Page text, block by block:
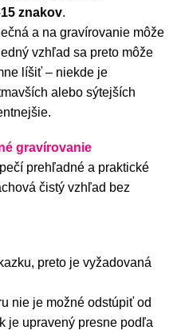
najdrahšie
znakov.
a na gravírovanie môže
vzhľad sa preto môže
líšiť – niekde je
alebo sýtejších
gravírovanie
prehľadné a praktické
čistý vzhľad bez
preto je vyžadovaná
nie je možné odstúpiť od
je upravený presne podľa